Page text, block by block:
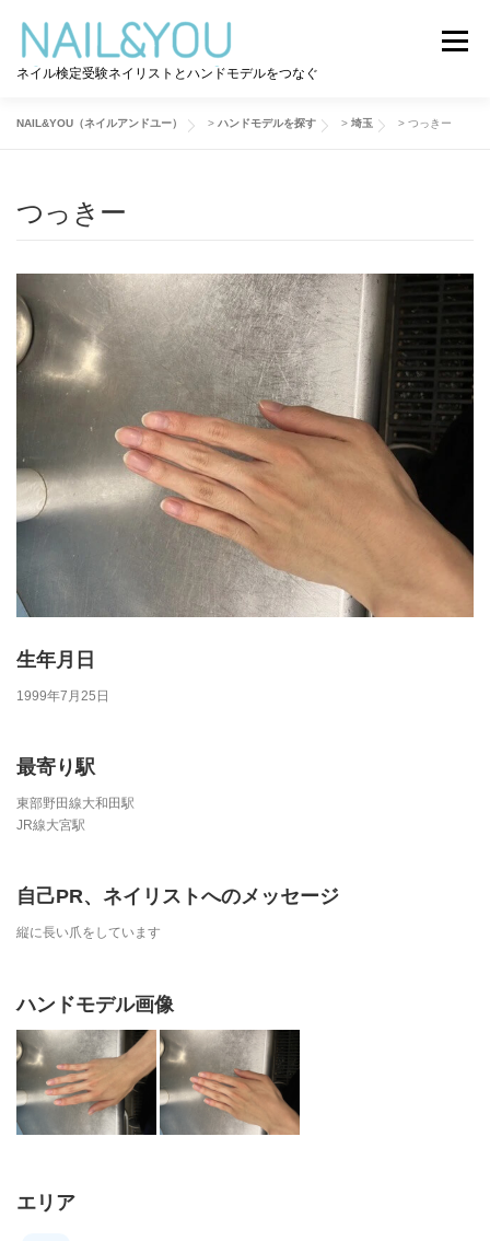
ネイル検定受験ネイリストとハンドモデルをつなぐ
メニュー
ハンドモデルを探す
お問い合わせ
NAIL&YOU（ネイルアンドユー） > ハンドモデルを探す > 埼玉 > つっきー
つっきー
生年月日
1999年7月25日
最寄り駅
東部野田線大和田駅
JR線大宮駅
自己PR、ネイリストへのメッセージ
縦に長い爪をしています
ハンドモデル画像
エリア